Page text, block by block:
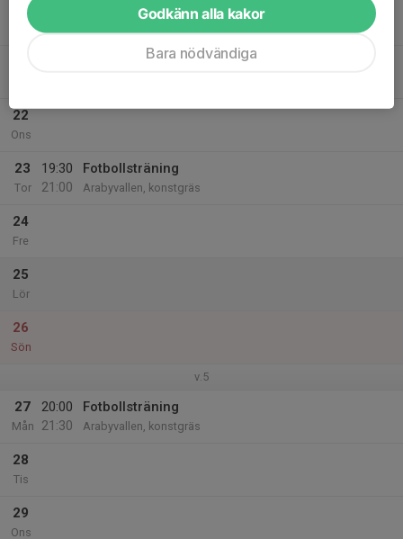
20
Mån
Fotbollsträning
22
Ons
23
Tor
19:30
21:00
Fotbollsträning
Arabyvallen, konstgräs
24
Fre
25
Lör
26
Sön
v.5
27
Mån
20:00
21:30
Fotbollsträning
Arabyvallen, konstgräs
28
Tis
29
Ons
Godkänn alla kakor
Bara nödvändiga